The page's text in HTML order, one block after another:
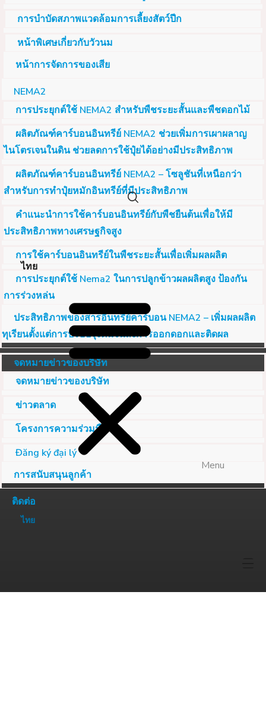
ไทย
Menu
ไทย
การบำบัดสภาพแวดล้อมการเลี้ยงสัตว์ปีก
หน้าพิเศษเกี่ยวกับวัวนม
หน้าการจัดการของเสีย
NEMA2
การประยุกต์ใช้ NEMA2 สำหรับพืชระยะสั้นและพืชดอกไม้
ผลิตภัณฑ์คาร์บอนอินทรีย์ NEMA2 ช่วยเพิ่มการเผาผลาญ
ไนโตรเจนในดิน ช่วยลดการใช้ปุ๋ยได้อย่างมีประสิทธิภาพ
ผลิตภัณฑ์คาร์บอนอินทรีย์ NEMA2 – โซลูชันที่เหนือกว่า
สำหรับการทำปุ๋ยหมักอินทรีย์ที่มีประสิทธิภาพ
คำแนะนำการใช้คาร์บอนอินทรีย์กับพืชยืนต้นเพื่อให้มี
ประสิทธิภาพทางเศรษฐกิจสูง
การใช้คาร์บอนอินทรีย์ในพืชระยะสั้นเพื่อเพิ่มผลผลิต
การประยุกต์ใช้ Nema2 ในการปลูกข้าวผลผลิตสูง ป้องกัน
การร่วงหล่น
ประสิทธิภาพของสารอินทรีย์คาร์บอน NEMA2 – เพิ่มผลผลิต
ทุเรียนตั้งแต่การปรับปรุงดินจนถึงการออกดอกและติดผล
จดหมายข่าวของบริษัท
จดหมายข่าวของบริษัท
ข่าวตลาด
โครงการความร่วมมือ
Đăng ký đại lý
การสนับสนุนลูกค้า
ติดต่อ